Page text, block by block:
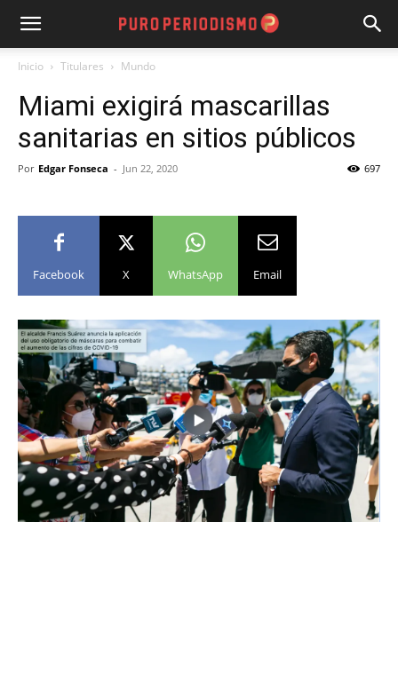
Inicio Titulares Mundo
Miami exigirá mascarillas
sanitarias en sitios públicos
Por Edgar Fonseca - Jun 22, 2020 697
Facebook X WhatsApp Email